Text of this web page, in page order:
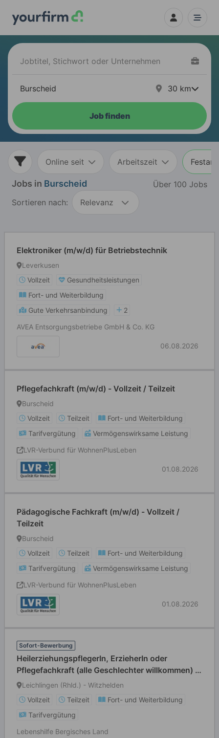
30 km
Job finden
Online seit Arbeitszeit
Jobs in Burscheid
Über 100 Jobs
Sortieren nach:
Relevanz
Elektroniker (m/w/d) für Betriebstechnik
Leverkusen
Vollzeit
Gesundheitsleistungen
Fort- und Weiterbildung
Gute Verkehrsanbindung
2
AVEA Entsorgungsbetriebe GmbH & Co. KG
06.08.2026
Pflegefachkraft (m/w/d) - Vollzeit / Teilzeit
Burscheid
Vollzeit
Teilzeit
Fort- und Weiterbildung
Tarifvergütung
Vermögenswirksame Leistung
LVR-Verbund für WohnenPlusLeben
01.08.2026
Pädagogische Fachkraft (m/w/d) - Vollzeit /
Teilzeit
Burscheid
Vollzeit
Teilzeit
Fort- und Weiterbildung
Tarifvergütung
Vermögenswirksame Leistung
LVR-Verbund für WohnenPlusLeben
01.08.2026
Sofort-Bewerbung
HeilerziehungspflegerIn, ErzieherIn oder
Pflegefachkraft (alle Geschlechter willkommen) in
Voll- oder Teilzeit
Leichlingen (Rhld.) - Witzhelden
Vollzeit
Teilzeit
Fort- und Weiterbildung
Tarifvergütung
Lebenshilfe Bergisches Land